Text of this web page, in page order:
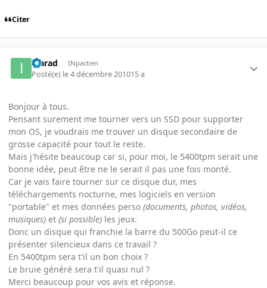
Citer
ikarad INpactien
Posté(e) le 4 décembre 201015 a
Bonjour à tous.
Pensant surement me tourner vers un SSD pour supporter
mon OS, je voudrais me trouver un disque secondaire de
grosse capacité pour tout le reste.
Mais j'hésite beaucoup car si, pour moi, le 5400tpm serait une
bonne idée, peut être ne le serait il pas une fois monté.
Car je vais faire tourner sur ce disque dur, mes
téléchargements nocturne, mes logiciels en version
"portable" et mes données perso (documents, photos, vidéos,
musiques) et (si possible) les jeux.
Donc un disque qui franchie la barre du 500Go peut-il ce
présenter silencieux dans ce travail ?
En 5400tpm sera t'il un bon choix ?
Le bruie généré sera t'il quasi nul ?
Merci beaucoup pour vos avis et réponse.